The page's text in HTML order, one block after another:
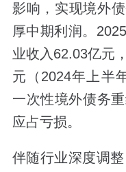
影响，实现境外
厚中期利润。
业收入62.03亿元
元（2024年上半
一次性境外债务
应占亏损。
伴随行业深度调